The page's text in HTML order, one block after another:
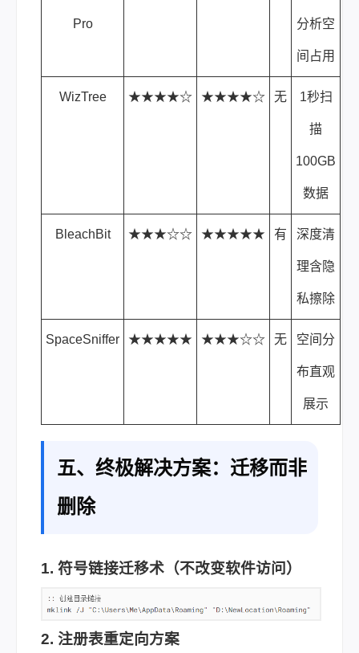
Pro 分析空
间占用
WizTree ★★★★☆ ★★★★☆ 无 1秒扫
描
100GB
数据
BleachBit ★★★☆☆ ★★★★★ 有 深度清
理含隐
私擦除
SpaceSniffer ★★★★★ ★★★☆☆ 无 空间分
布直观
展示
五、终极解决方案：迁移而非
删除
1. 符号链接迁移术（不改变软件访问）
2. 注册表重定向方案